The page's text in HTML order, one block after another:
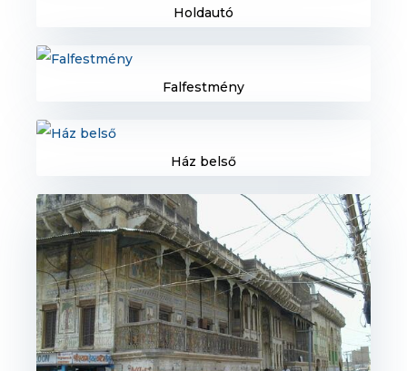
Holdautó
Falfestmény
Ház belső